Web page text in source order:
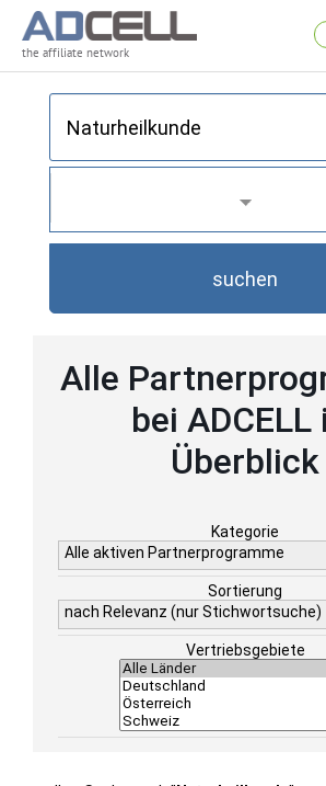
the affiliate network
suchen
Alle
bei ADCELL
Überblick
Kategorie
Alle aktiven Partnerprogramme
Sortierung
nach Relevanz (nur Stichwortsuche)
Vertriebsgebiete